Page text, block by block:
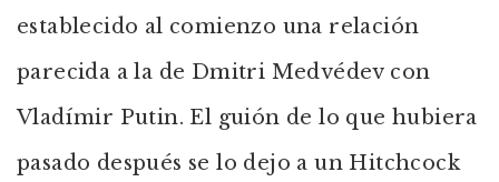
establecido al comienzo una relación
parecida a la de Dmitri Medvédev con
Vladímir Putin. El guión de lo que hubiera
pasado después se lo dejo a un Hitchcock